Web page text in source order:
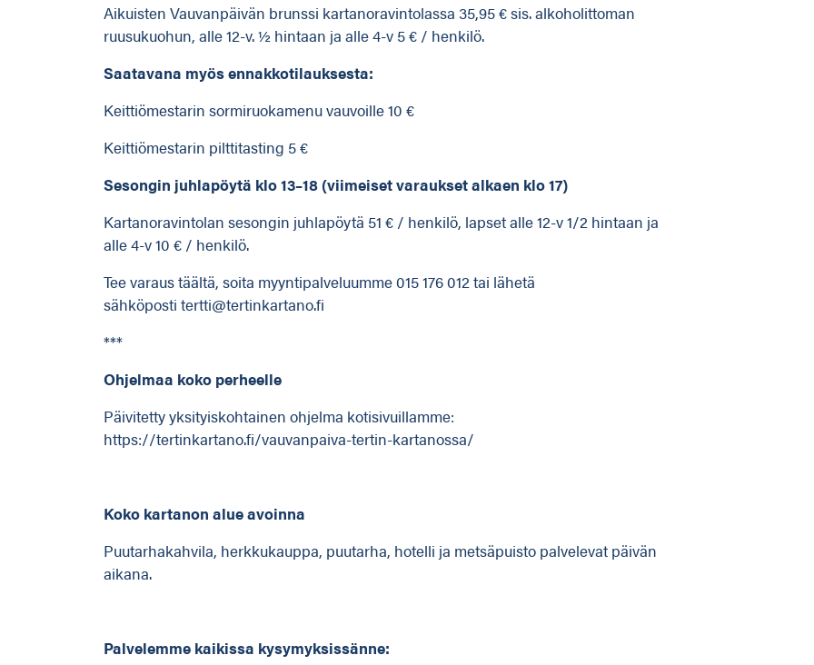
Aikuisten Vauvanpäivän brunssi kartanoravintolassa 35,95 € sis. alkoholittoman
ruusukuohun, alle 12-v. ½ hintaan ja alle 4-v 5 € / henkilö.
Saatavana myös ennakkotilauksesta:
Keittiömestarin sormiruokamenu vauvoille 10 €
Keittiömestarin pilttitasting 5 €
Sesongin juhlapöytä klo 13–18 (viimeiset varaukset alkaen klo 17)
Kartanoravintolan sesongin juhlapöytä 51 € / henkilö, lapset alle 12-v 1/2 hintaan ja
alle 4-v 10 € / henkilö.
Tee varaus täältä, soita myyntipalveluumme 015 176 012 tai lähetä
sähköposti tertti@tertinkartano.fi
***
Ohjelmaa koko perheelle
Päivitetty yksityiskohtainen ohjelma kotisivuillamme:
https://tertinkartano.fi/vauvanpaiva-tertin-kartanossa/
Koko kartanon alue avoinna
Puutarhakahvila, herkkukauppa, puutarha, hotelli ja metsäpuisto palvelevat päivän
aikana.
Palvelemme kaikissa kysymyksissänne: